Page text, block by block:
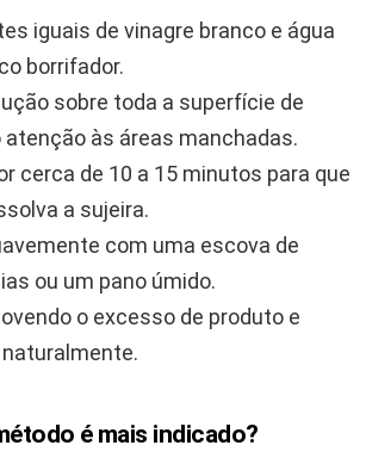
iguais de vinagre branco e água
borrifador.
sobre toda a superfície de
atenção às áreas manchadas.
cerca de 10 a 15 minutos para que
a sujeira.
com uma escova de
ou um pano úmido.
o excesso de produto e
é mais indicado?